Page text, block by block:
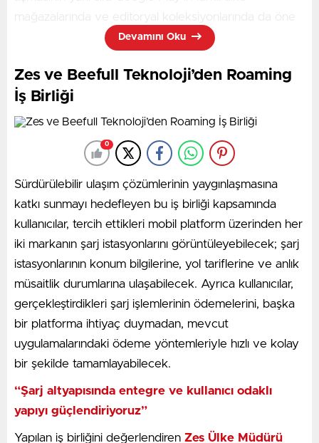
çıkarılarak uluslararası görünürlüğünü artırdı.
Harvest King, kule savunma mekaniklerini dinamik
farklı karakterlerden oluşan takımlar kurma,
karakterlerini birleştirerek güçlendirme ve değişen
geliştirme imkânı sunuyor. Her karakterin kendine
özgü saldırı ve savunma yeteneklerine sahip olması,
oyuncuların yalnızca güçlerini değil, takım
kompozisyonlarını ve sahadaki konumlandırmalarını da
stratejik şekilde yönetmesini gerektiriyor.
Kolay öğrenilebilir oyun yapısını derinleşen stratejik
mekaniklerle buluşturan kule savunma türündeki
Harvest King, hem kısa süreli mobil oyun deneyimi
arayan hem de uzun süre oynanabilir içerik arayan
Bahçelerini geri almak için mücadele ediyorlar
Harvest King’in hikâyesi, doğal yaşam alanlarını
Devamını Oku
Zes ve Beefull Teknoloji’den Roaming
İş Birliği
0
Sürdürülebilir ulaşım çözümlerinin yaygınlaşmasına
katkı sunmayı hedefleyen bu iş birliği kapsamında
kullanıcılar, tercih ettikleri mobil platform üzerinden her
iki markanın şarj istasyonlarını görüntüleyebilecek; şarj
istasyonlarının konum bilgilerine, yol tariflerine ve anlık
müsaitlik durumlarına ulaşabilecek. Ayrıca kullanıcılar,
gerçekleştirdikleri şarj işlemlerinin ödemelerini, başka
bir platforma ihtiyaç duymadan, mevcut
uygulamalarındaki ödeme yöntemleriyle hızlı ve kolay
bir şekilde tamamlayabilecek.
“Şarj altyapısında entegre ve kullanıcı odaklı
yapıyı güçlendiriyoruz”
Yapılan iş birliğini değerlendiren Zes Ülke Müdürü